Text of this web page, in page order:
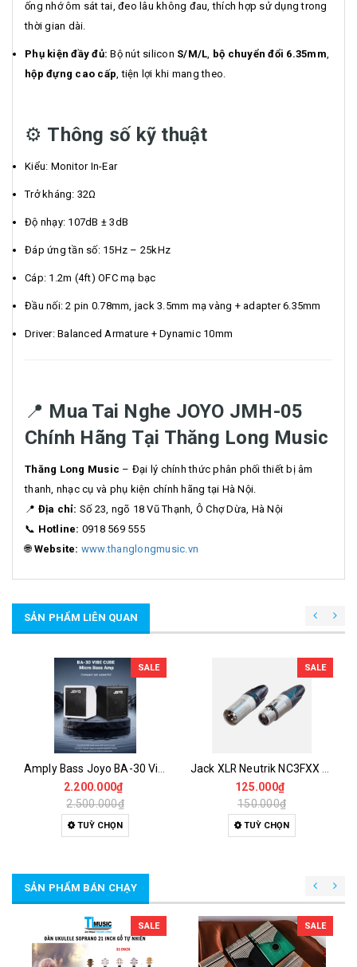
ống nhớ ôm sát tai, đeo lâu không đau, thích hợp sử dụng trong
thời gian dài.
Phụ kiện đầy đủ: Bộ nút silicon S/M/L, bộ chuyển đổi 6.35mm,
hộp đựng cao cấp, tiện lợi khi mang theo.
⚙️ Thông số kỹ thuật
Kiểu: Monitor In-Ear
Trở kháng: 32Ω
Độ nhạy: 107dB ± 3dB
Đáp ứng tần số: 15Hz – 25kHz
Cáp: 1.2m (4ft) OFC mạ bạc
Đầu nối: 2 pin 0.78mm, jack 3.5mm mạ vàng + adapter 6.35mm
Driver: Balanced Armature + Dynamic 10mm
📍 Mua Tai Nghe JOYO JMH-05
Chính Hãng Tại Thăng Long Music
Thăng Long Music – Đại lý chính thức phân phối thiết bị âm
thanh, nhạc cụ và phụ kiện chính hãng tại Hà Nội.
📍 Địa chỉ: Số 23, ngõ 18 Vũ Thạnh, Ô Chợ Dừa, Hà Nội
📞 Hotline: 0918 569 555
🌐 Website: www.thanglongmusic.vn
SẢN PHẨM LIÊN QUAN
SALE
Amply Bass Joyo BA-30 Vibe Cube 30W Bluetooth 5.1 OTG Có Compressor & EQ 3 Band
2.200.000₫
2.500.000₫
TUỲ CHỌN
SALE
Jack XLR Neutrik NC3FXX & NC3MXX 3 Pin – Đầu Canon Đực Cái Chính Hãng Hàn Dây Cao Cấp
125.000₫
150.000₫
TUỲ CHỌN
SẢN PHẨM BÁN CHẠY
SALE SALE